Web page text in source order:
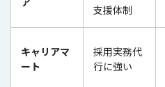
支援体制
キャリアマ
ート
採用実務代
行に強い